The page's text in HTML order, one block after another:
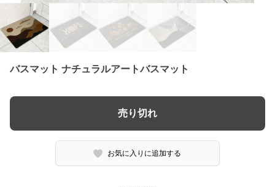
バスマット ナチュラルアートバスマット
売り切れ
お気に入りに追加する